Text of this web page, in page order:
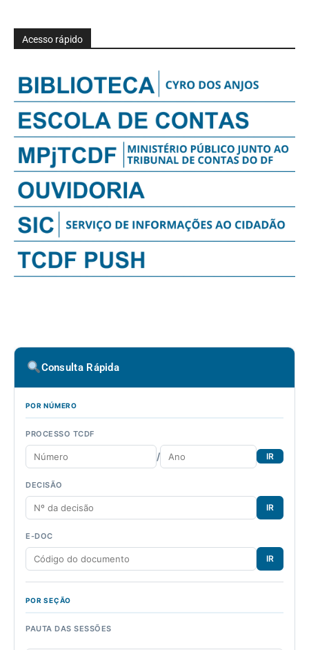
Acesso rápido
Consulta Rápida
POR NÚMERO
PROCESSO TCDF
/ IR
DECISÃO
IR
E-DOC
IR
POR SEÇÃO
PAUTA DAS SESSÕES